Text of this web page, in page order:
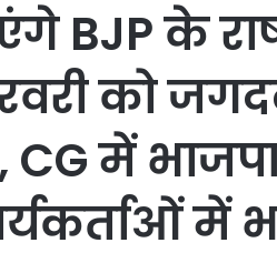
BJP के
को
में
में